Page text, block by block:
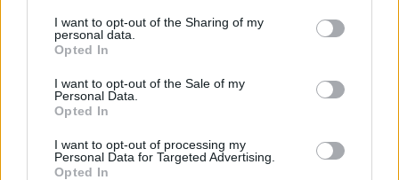
I want to opt-out of the Sharing of my
personal data.
Opted In
I want to opt-out of the Sale of my
Personal Data.
Opted In
I want to opt-out of processing my
Personal Data for Targeted Advertising.
Opted In
come negli altri mercati emergenti.
L’ex Bot People a caccia di
rendimenti